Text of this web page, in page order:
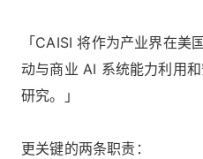
「CAISI 将作为产业界在美
动与商业 AI 系统能力利用
研究。」
更关键的两条职责：